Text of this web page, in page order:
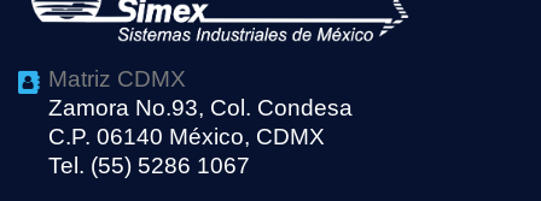
Matriz CDMX
Zamora No.93, Col. Condesa
C.P. 06140 México, CDMX
Tel. (55) 5286 1067